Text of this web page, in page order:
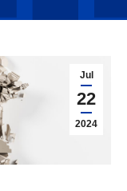
Jul
22
2024